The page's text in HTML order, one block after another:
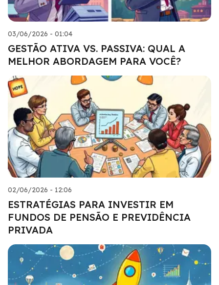
03/06/2026 - 01:04
GESTÃO ATIVA VS. PASSIVA: QUAL A
MELHOR ABORDAGEM PARA VOCÊ?
02/06/2026 - 12:06
ESTRATÉGIAS PARA INVESTIR EM
FUNDOS DE PENSÃO E PREVIDÊNCIA
PRIVADA